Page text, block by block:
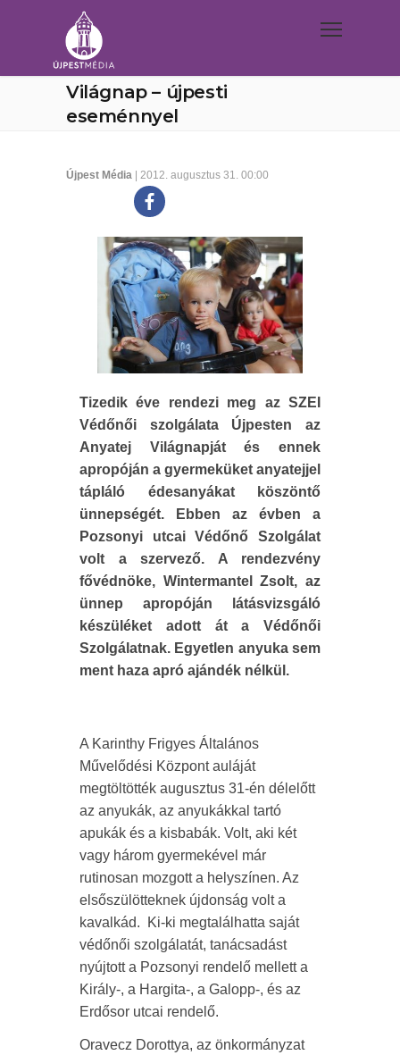
Világnap – újpesti
eseménnyel
Újpest Média | 2012. augusztus 31. 00:00
Tizedik éve rendezi meg az SZEI
Védőnői szolgálata Újpesten az
Anyatej Világnapját és ennek
apropóján a gyermeküket anyatejjel
tápláló édesanyákat köszöntő
ünnepségét. Ebben az évben a
Pozsonyi utcai Védőnő Szolgálat
volt a szervező. A rendezvény
fővédnöke, Wintermantel Zsolt, az
ünnep apropóján látásvizsgáló
készüléket adott át a Védőnői
Szolgálatnak. Egyetlen anyuka sem
ment haza apró ajándék nélkül.
A Karinthy Frigyes Általános
Művelődési Központ auláját
megtöltötték augusztus 31-én délelőtt
az anyukák, az anyukákkal tartó
apukák és a kisbabák. Volt, aki két
vagy három gyermekével már
rutinosan mozgott a helyszínen. Az
elsőszülötteknek újdonság volt a
kavalkád. Ki-ki megtalálhatta saját
védőnői szolgálatát, tanácsadást
nyújtott a Pozsonyi rendelő mellett a
Király-, a Hargita-, a Galopp-, és az
Erdősor utcai rendelő.
Oravecz Dorottya, az önkormányzat